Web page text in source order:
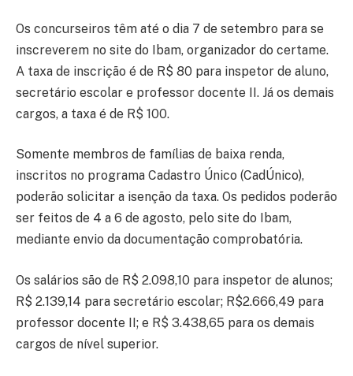
Os concurseiros têm até o dia 7 de setembro para se
inscreverem no site do Ibam, organizador do certame.
A taxa de inscrição é de R$ 80 para inspetor de aluno,
secretário escolar e professor docente II. Já os demais
cargos, a taxa é de R$ 100.
Somente membros de famílias de baixa renda,
inscritos no programa Cadastro Único (CadÚnico),
poderão solicitar a isenção da taxa. Os pedidos poderão
ser feitos de 4 a 6 de agosto, pelo site do Ibam,
mediante envio da documentação comprobatória.
Os salários são de R$ 2.098,10 para inspetor de alunos;
R$ 2.139,14 para secretário escolar; R$2.666,49 para
professor docente II; e R$ 3.438,65 para os demais
cargos de nível superior.